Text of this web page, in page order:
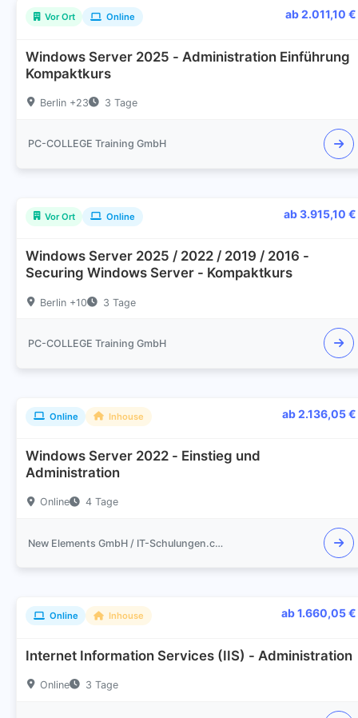
Vor Ort Online ab 2.011,10 €
Windows Server 2025 - Administration Einführung
Kompaktkurs
Berlin +23 3 Tage
PC-COLLEGE Training GmbH
Vor Ort Online ab 3.915,10 €
Windows Server 2025 / 2022 / 2019 / 2016 -
Securing Windows Server - Kompaktkurs
Berlin +10 3 Tage
PC-COLLEGE Training GmbH
Online Inhouse ab 2.136,05 €
Windows Server 2022 - Einstieg und
Administration
Online 4 Tage
New Elements GmbH / IT-Schulungen.com
Online Inhouse ab 1.660,05 €
Internet Information Services (IIS) - Administration
Online 3 Tage